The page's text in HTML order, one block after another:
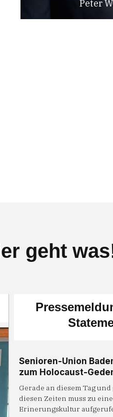
Peter
geht
Senioren-Union
zum Holocaust-
Gerade an diesem Tag
diesen Zeiten muss zu
Erinerungskultur